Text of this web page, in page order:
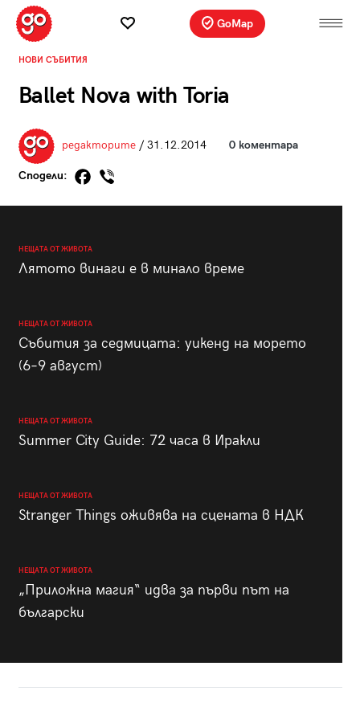
GoMap
НОВИ СЪБИТИЯ
Ballet Nova with Toria
редакторите/ 31.12.2014 0 коментара
Сподели:
НЕЩАТА ОТ ЖИВОТА
Лятото винаги е в минало време
НЕЩАТА ОТ ЖИВОТА
Събития за седмицата: уикенд на морето
(6–9 август)
НЕЩАТА ОТ ЖИВОТА
Summer City Guide: 72 часа в Иракли
НЕЩАТА ОТ ЖИВОТА
Stranger Things оживява на сцената в НДК
НЕЩАТА ОТ ЖИВОТА
„Приложна магия“ идва за първи път на
български